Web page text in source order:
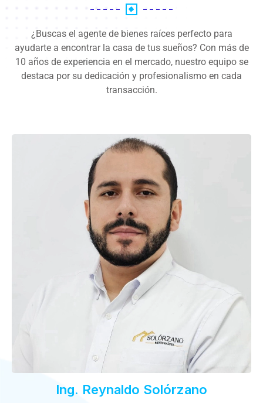
¿Buscas el agente de bienes raíces perfecto para
ayudarte a encontrar la casa de tus sueños? Con más de
10 años de experiencia en el mercado, nuestro equipo se
destaca por su dedicación y profesionalismo en cada
transacción.
Ing. Reynaldo Solórzano